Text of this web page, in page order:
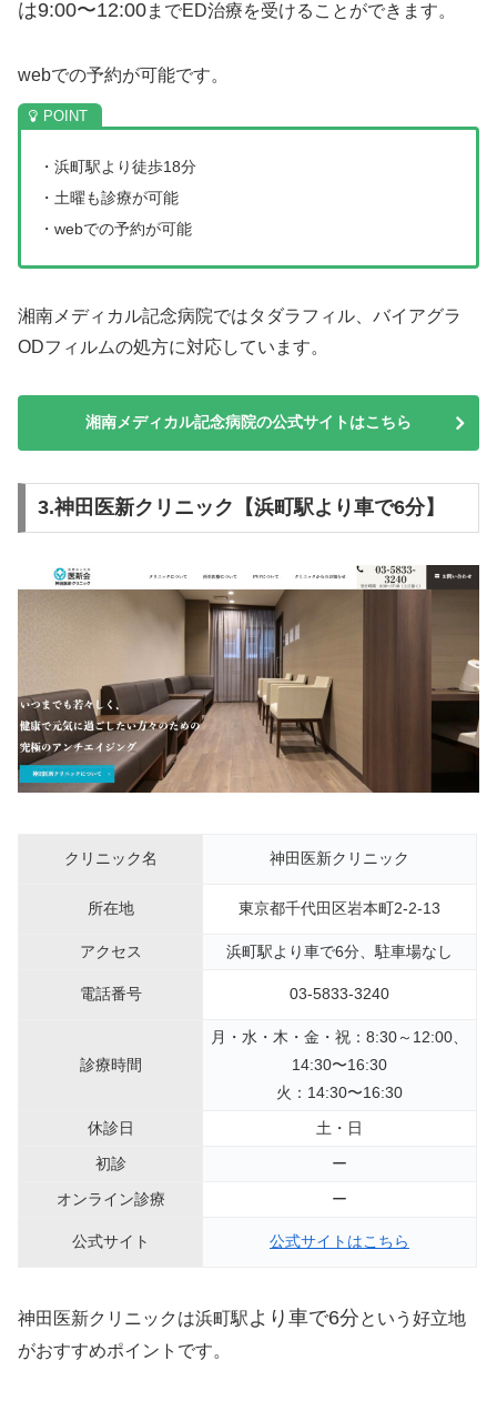
は9:00〜12:00までED治療を受けることができます。
webでの予約が可能です。
・浜町駅より徒歩18分
・土曜も診療が可能
・webでの予約が可能
湘南メディカル記念病院ではタダラフィル、バイアグラ
ODフィルムの処方に対応しています。
湘南メディカル記念病院の公式サイトはこちら
3.神田医新クリニック【浜町駅より車で6分】
クリニック名 神田医新クリニック
所在地 東京都千代田区岩本町2-2-13
アクセス 浜町駅より車で6分、駐車場なし
電話番号 03-5833-3240
診療時間
月・水・木・金・祝：8:30～12:00、
14:30〜16:30
火：14:30〜16:30
休診日
土・日
初診
ー
オンライン診療
ー
公式サイト 公式サイトはこちら
神田医新クリニックは浜町駅より車で6分という好立地
がおすすめポイントです。